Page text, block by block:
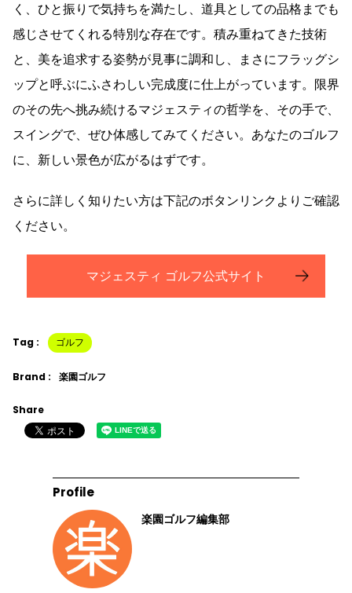
く、ひと振りで気持ちを満たし、道具としての品格までも
感じさせてくれる特別な存在です。積み重ねてきた技術
と、美を追求する姿勢が見事に調和し、まさにフラッグシ
ップと呼ぶにふさわしい完成度に仕上がっています。限界
のその先へ挑み続けるマジェスティの哲学を、その手で、
スイングで、ぜひ体感してみてください。あなたのゴルフ
に、新しい景色が広がるはずです。
さらに詳しく知りたい方は下記のボタンリンクよりご確認
ください。
マジェスティ ゴルフ公式サイト
Tag : ゴルフ
Brand : 楽園ゴルフ
Share
Profile
楽園ゴルフ編集部